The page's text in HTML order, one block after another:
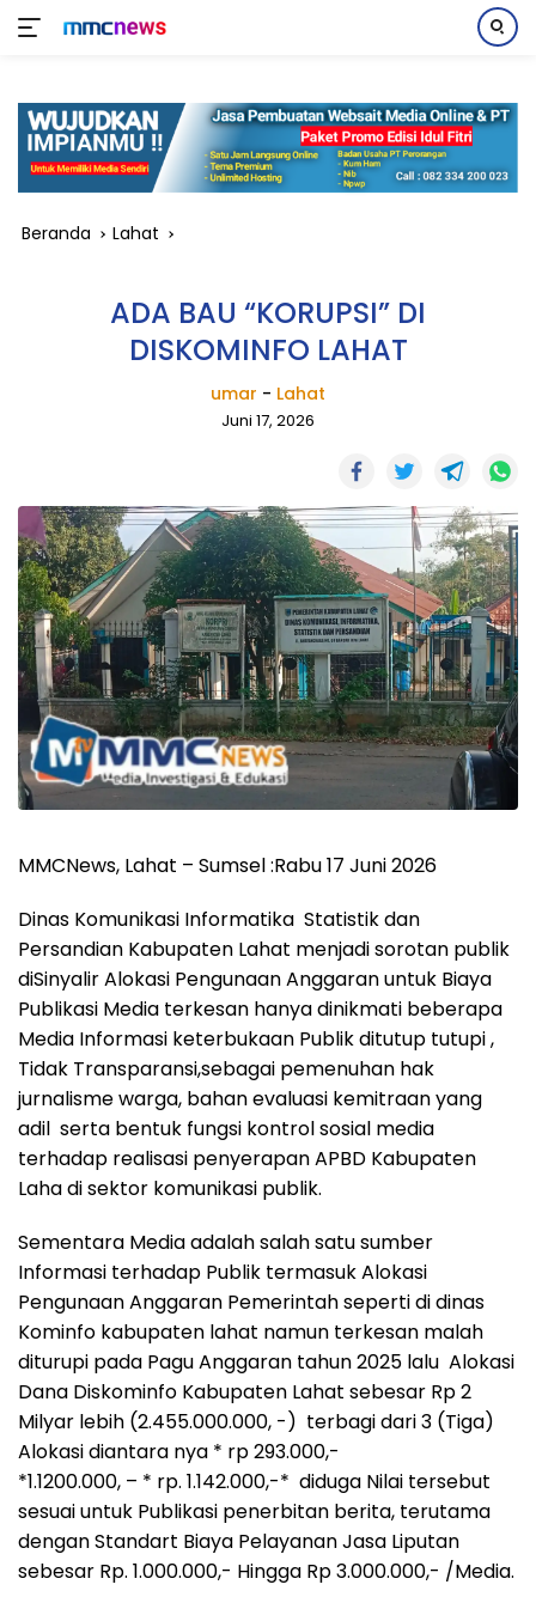
konten
Beranda Lahat
ADA BAU “KORUPSI” DI
DISKOMINFO LAHAT
umar - Lahat
Juni 17, 2026
MMCNews, Lahat – Sumsel :Rabu 17 Juni 2026
Dinas Komunikasi Informatika Statistik dan
Persandian Kabupaten Lahat menjadi sorotan publik
diSinyalir Alokasi Pengunaan Anggaran untuk Biaya
Publikasi Media terkesan hanya dinikmati beberapa
Media Informasi keterbukaan Publik ditutup tutupi ,
Tidak Transparansi,sebagai pemenuhan hak
jurnalisme warga, bahan evaluasi kemitraan yang
adil serta bentuk fungsi kontrol sosial media
terhadap realisasi penyerapan APBD Kabupaten
Laha di sektor komunikasi publik.
Sementara Media adalah salah satu sumber
Informasi terhadap Publik termasuk Alokasi
Pengunaan Anggaran Pemerintah seperti di dinas
Kominfo kabupaten lahat namun terkesan malah
diturupi pada Pagu Anggaran tahun 2025 lalu Alokasi
Dana Diskominfo Kabupaten Lahat sebesar Rp 2
Milyar lebih (2.455.000.000, -) terbagi dari 3 (Tiga)
Alokasi diantara nya * rp 293.000,-
*1.1200.000, – * rp. 1.142.000,-* diduga Nilai tersebut
sesuai untuk Publikasi penerbitan berita, terutama
dengan Standart Biaya Pelayanan Jasa Liputan
sebesar Rp. 1.000.000,- Hingga Rp 3.000.000,- /Media.